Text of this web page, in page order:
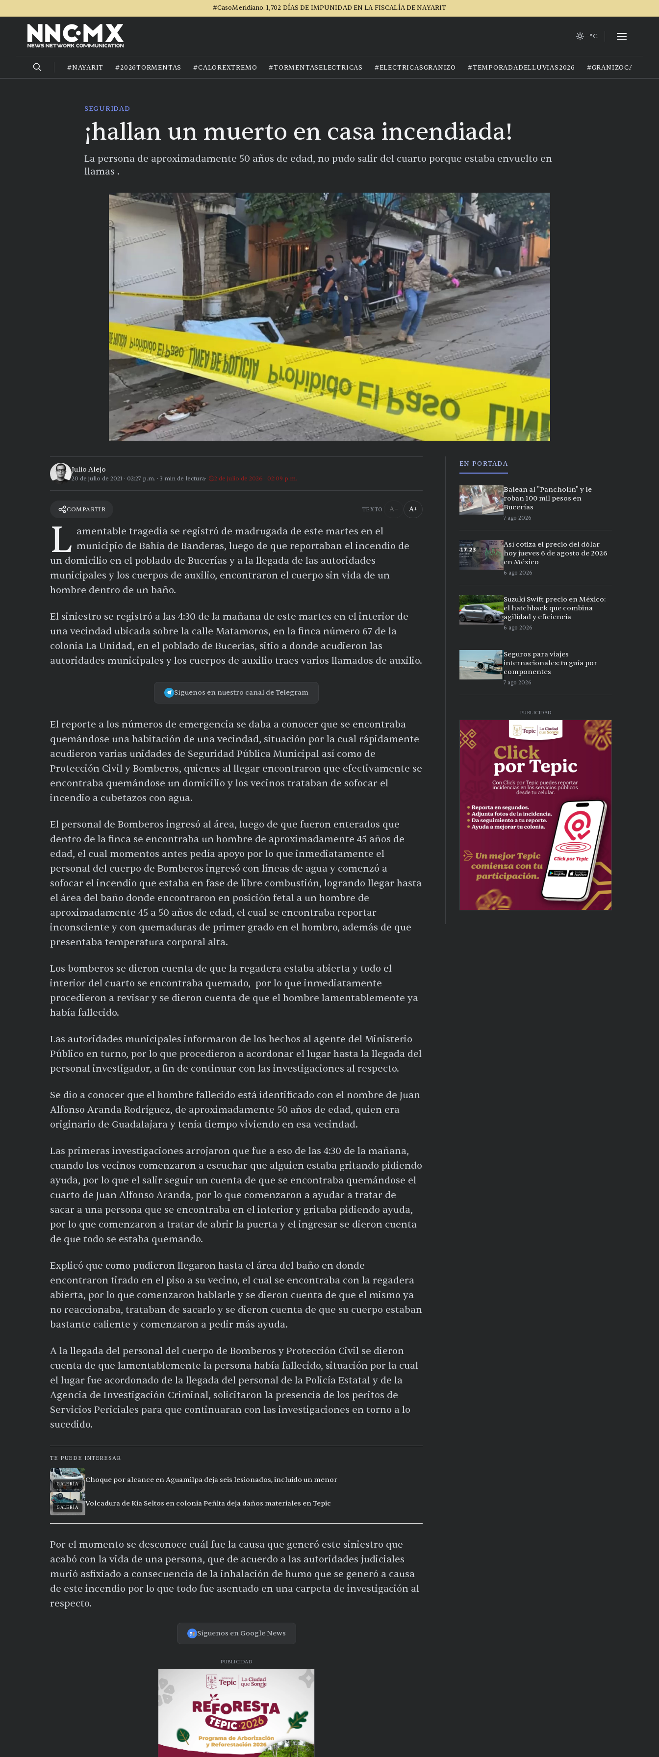
#CasoMeridiano. 1,702 DÍAS DE IMPUNIDAD EN LA FISCALÍA DE NAYARIT
--°C
#NAYARIT #2026TORMENTAS #CALOREXTREMO #TORMENTASELECTRICAS #ELECTRICASGRANIZO #TEMPORADADELLUVIAS2026 #GRANIZOCALOR
SEGURIDAD
¡hallan un muerto en casa incendiada!
La persona de aproximadamente 50 años de edad, no pudo salir del cuarto porque estaba envuelto en
llamas .
Julio Alejo
20 de julio de 2021 · 02:27 p.m. · 3 min de lectura 2 de julio de 2026 · 02:09 p.m.
COMPARTIR TEXTO A− A+
L amentable tragedia se registró de madrugada de este martes en el
municipio de Bahía de Banderas, luego de que reportaban el incendio de
un domicilio en el poblado de Bucerías y a la llegada de las autoridades
municipales y los cuerpos de auxilio, encontraron el cuerpo sin vida de un
hombre dentro de un baño.
El siniestro se registró a las 4:30 de la mañana de este martes en el interior de
una vecindad ubicada sobre la calle Matamoros, en la finca número 67 de la
colonia La Unidad, en el poblado de Bucerías, sitio a donde acudieron las
autoridades municipales y los cuerpos de auxilio traes varios llamados de auxilio.
Síguenos en nuestro canal de Telegram
El reporte a los números de emergencia se daba a conocer que se encontraba
quemándose una habitación de una vecindad, situación por la cual rápidamente
acudieron varias unidades de Seguridad Pública Municipal así como de
Protección Civil y Bomberos, quienes al llegar encontraron que efectivamente se
encontraba quemándose un domicilio y los vecinos trataban de sofocar el
incendio a cubetazos con agua.
El personal de Bomberos ingresó al área, luego de que fueron enterados que
dentro de la finca se encontraba un hombre de aproximadamente 45 años de
edad, el cual momentos antes pedía apoyo por lo que inmediatamente el
personal del cuerpo de Bomberos ingresó con líneas de agua y comenzó a
sofocar el incendio que estaba en fase de libre combustión, logrando llegar hasta
el área del baño donde encontraron en posición fetal a un hombre de
aproximadamente 45 a 50 años de edad, el cual se encontraba reportar
inconsciente y con quemaduras de primer grado en el hombro, además de que
presentaba temperatura corporal alta.
Los bomberos se dieron cuenta de que la regadera estaba abierta y todo el
interior del cuarto se encontraba quemado, por lo que inmediatamente
procedieron a revisar y se dieron cuenta de que el hombre lamentablemente ya
había fallecido.
Las autoridades municipales informaron de los hechos al agente del Ministerio
Público en turno, por lo que procedieron a acordonar el lugar hasta la llegada del
personal investigador, a fin de continuar con las investigaciones al respecto.
Se dio a conocer que el hombre fallecido está identificado con el nombre de Juan
Alfonso Aranda Rodríguez, de aproximadamente 50 años de edad, quien era
originario de Guadalajara y tenía tiempo viviendo en esa vecindad.
Las primeras investigaciones arrojaron que fue a eso de las 4:30 de la mañana,
cuando los vecinos comenzaron a escuchar que alguien estaba gritando pidiendo
ayuda, por lo que el salir seguir un cuenta de que se encontraba quemándose el
cuarto de Juan Alfonso Aranda, por lo que comenzaron a ayudar a tratar de
sacar a una persona que se encontraba en el interior y gritaba pidiendo ayuda,
por lo que comenzaron a tratar de abrir la puerta y el ingresar se dieron cuenta
de que todo se estaba quemando.
Explicó que como pudieron llegaron hasta el área del baño en donde
encontraron tirado en el piso a su vecino, el cual se encontraba con la regadera
abierta, por lo que comenzaron hablarle y se dieron cuenta de que el mismo ya
no reaccionaba, trataban de sacarlo y se dieron cuenta de que su cuerpo estaban
bastante caliente y comenzaron a pedir más ayuda.
A la llegada del personal del cuerpo de Bomberos y Protección Civil se dieron
cuenta de que lamentablemente la persona había fallecido, situación por la cual
el lugar fue acordonado de la llegada del personal de la Policía Estatal y de la
Agencia de Investigación Criminal, solicitaron la presencia de los peritos de
Servicios Periciales para que continuaran con las investigaciones en torno a lo
sucedido.
TE PUEDE INTERESAR
GALERÍA Choque por alcance en Aguamilpa deja seis lesionados, incluido un menor
GALERÍA Volcadura de Kia Seltos en colonia Peñita deja daños materiales en Tepic
Por el momento se desconoce cuál fue la causa que generó este siniestro que
acabó con la vida de una persona, que de acuerdo a las autoridades judiciales
murió asfixiado a consecuencia de la inhalación de humo que se generó a causa
de este incendio por lo que todo fue asentado en una carpeta de investigación al
respecto.
Síguenos en Google News
PUBLICIDAD
EN PORTADA
Balean al "Pancholín" y le
roban 100 mil pesos en
Bucerías
7 ago 2026
Así cotiza el precio del dólar
hoy jueves 6 de agosto de 2026
en México
6 ago 2026
Suzuki Swift precio en México:
el hatchback que combina
agilidad y eficiencia
6 ago 2026
Seguros para viajes
internacionales: tu guía por
componentes
7 ago 2026
PUBLICIDAD